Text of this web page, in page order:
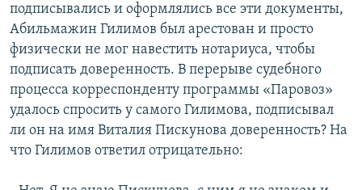
подписывались и оформлялись все эти документы,
Абильмажин Гилимов был арестован и просто
физически не мог навестить нотариуса, чтобы
подписать доверенность. В перерыве судебного
процесса корреспонденту программы «Паровоз»
удалось спросить у самого Гилимова, подписывал
ли он на имя Виталия Пискунова доверенность? На
что Гилимов ответил отрицательно: